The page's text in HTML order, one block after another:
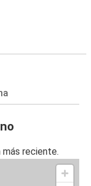
reciente.